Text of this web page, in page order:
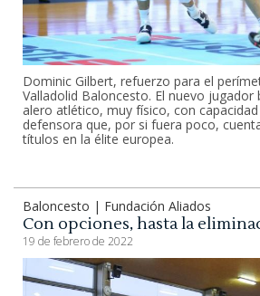
Dominic Gilbert, refuerzo para el
Valladolid Baloncesto. El nuevo jugador
alero atlético, muy físico, con
defensora que, por si fuera poco,
títulos en la élite europea.
Baloncesto | Fundación Aliados
Con opciones, hasta la
19 de febrero de 2022